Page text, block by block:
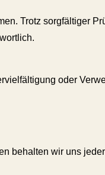
Trotz sorgfältiger
oder
behalten wir uns